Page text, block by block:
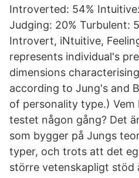
Introverted: 54%
Judging: 20% Turbulent:
Introvert, iNtuitive,
represents individual's
dimensions
according to Jung's and
of personality type.)
testet någon gång? Det
som bygger på Jungs
typer, och trots att det
större vetenskapligt stöd